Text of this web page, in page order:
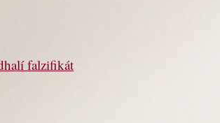
falzifikát